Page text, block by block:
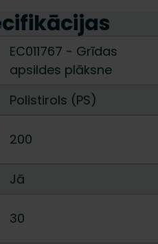
EC011767 - Grīdas
apsildes plāksne
Polistirols (PS)
200
Jā
30